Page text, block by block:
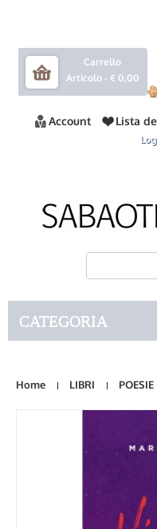
Carrello
Articolo - € 0,00
Account Lista
CATEGORIA
Home LIBRI POESIE